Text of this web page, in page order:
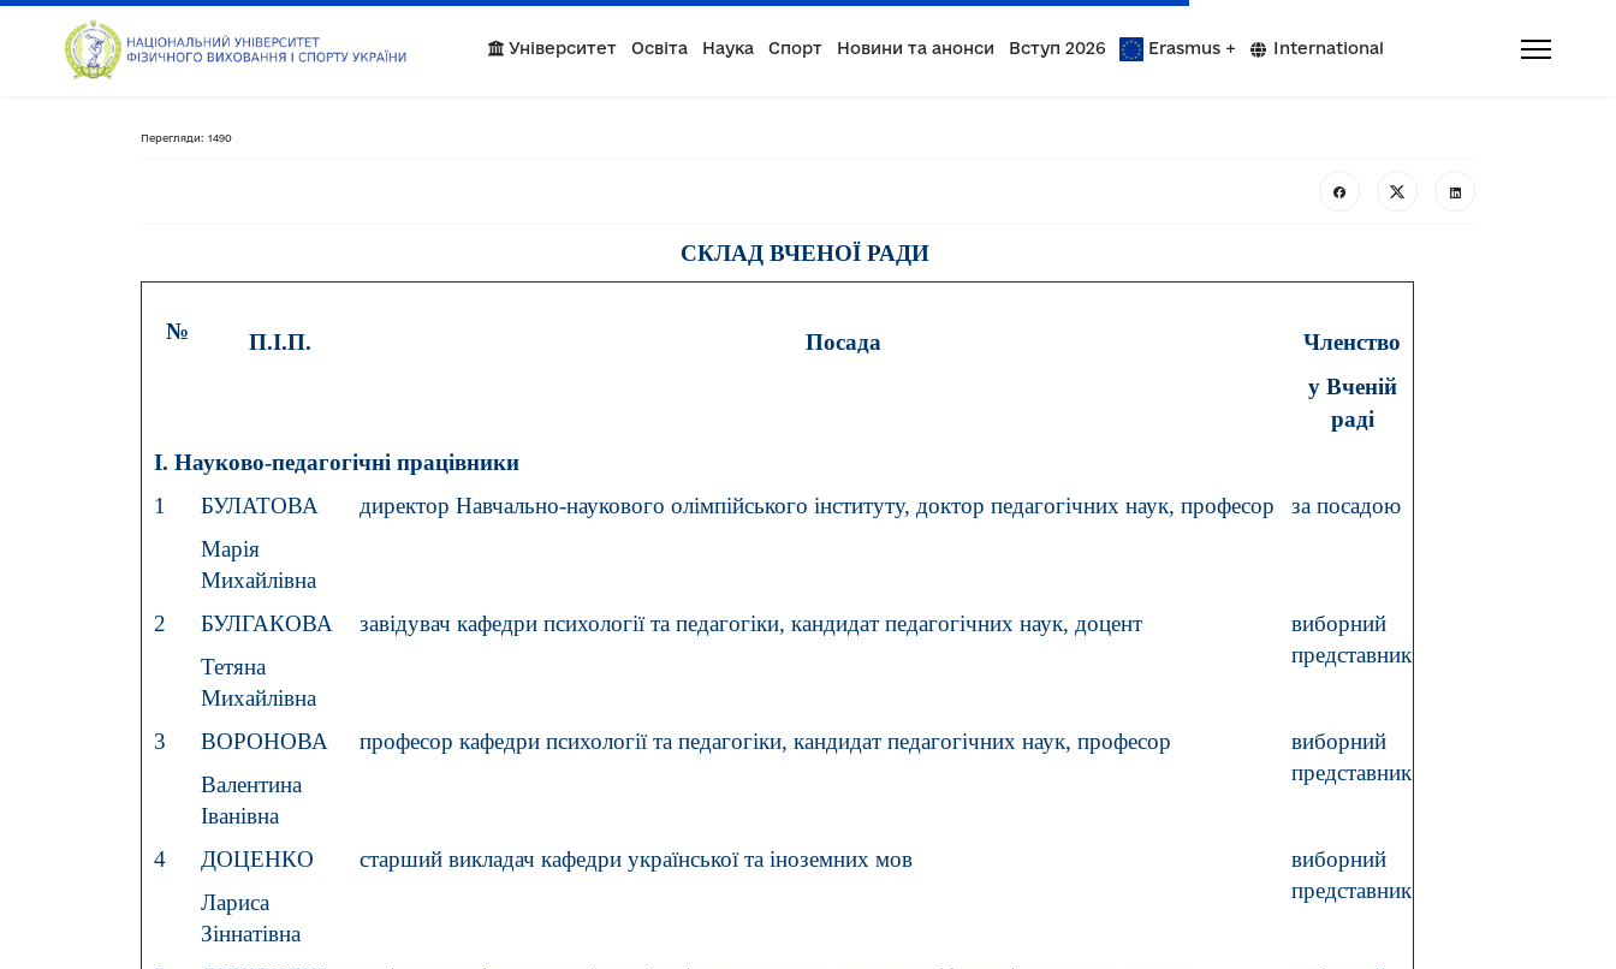
Університет Освіта Наука Спорт Новини та анонси Вступ 2026 Erasmus + International
Перегляди: 1490
СКЛАД ВЧЕНОЇ РАДИ
№ П.І.П. Посада
Членство
у Вченій
раді
І. Науково-педагогічні працівники
1
БУЛАТОВА
Марія
Михайлівна
директор Навчально-наукового олімпійського інституту, доктор педагогічних наук, професор за посадою
2
БУЛГАКОВА
Тетяна
Михайлівна
завідувач кафедри психології та педагогіки, кандидат педагогічних наук, доцент
виборний
представник
3
ВОРОНОВА
Валентина
Іванівна
професор кафедри психології та педагогіки, кандидат педагогічних наук, професор
виборний
представник
4
ДОЦЕНКО
Лариса
Зіннатівна
старший викладач кафедри української та іноземних мов
виборний
представник